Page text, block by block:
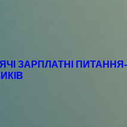
ЗАРПЛАТНІ